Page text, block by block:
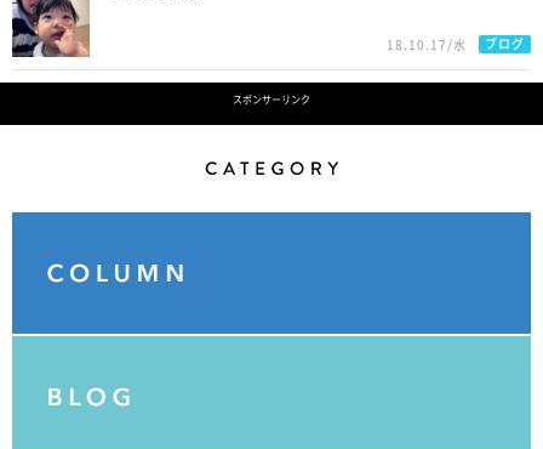
18.10.17/水 ブログ
スポンサーリンク